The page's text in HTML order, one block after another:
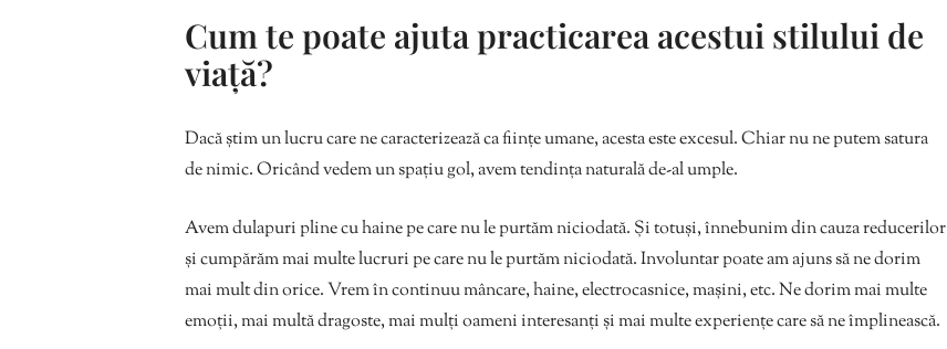
Cum te poate ajuta practicarea acestui stilului de
viață?
Dacă știm un lucru care ne caracterizează ca ființe umane, acesta este excesul. Chiar nu ne putem satura
de nimic. Oricând vedem un spațiu gol, avem tendința naturală de-al umple.
Avem dulapuri pline cu haine pe care nu le purtăm niciodată. Și totuși, înnebunim din cauza reducerilor
și cumpărăm mai multe lucruri pe care nu le purtăm niciodată. Involuntar poate am ajuns să ne dorim
mai mult din orice. Vrem în continuu mâncare, haine, electrocasnice, mașini, etc. Ne dorim mai multe
emoții, mai multă dragoste, mai mulți oameni interesanți și mai multe experiențe care să ne împlinească.